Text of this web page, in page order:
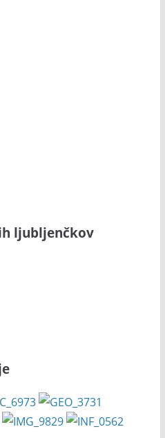
ljubljenčkov